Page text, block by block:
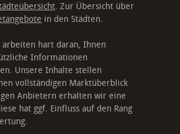
. Zur Übersicht über
in den Städten.
arbeiten hart daran, Ihnen
Informationen
Unsere Inhalte stellen
vollständigen Marktüberblick
Anbietern erhalten wir eine
hat ggf. Einfluss auf den Rang